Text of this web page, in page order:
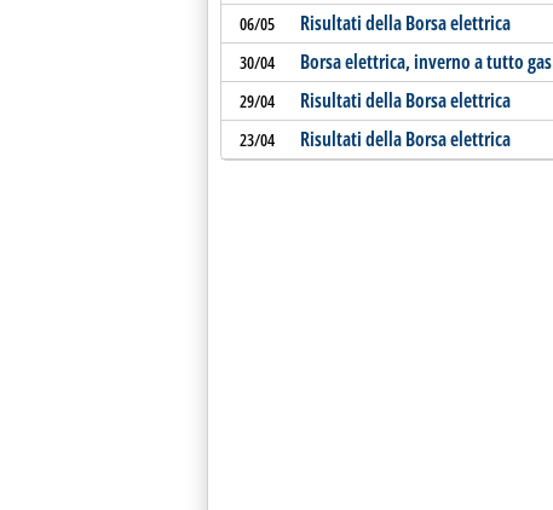
06/05 Risultati della Borsa elettrica
30/04 Borsa elettrica, inverno a tutto gas
29/04 Risultati della Borsa elettrica
23/04 Risultati della Borsa elettrica